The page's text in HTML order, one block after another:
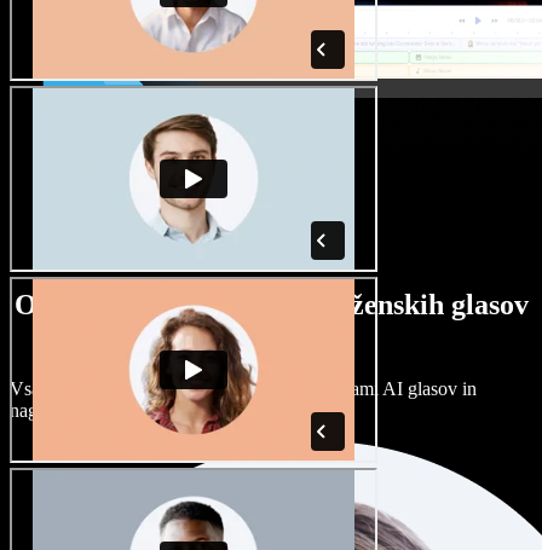
Ogromna izbira moških in ženskih glasov
ter naglasov
Vsak projekt je unikaten. Izbirajte med stotinami AI glasov in
naglasov ter jih prilagodite po svoje.